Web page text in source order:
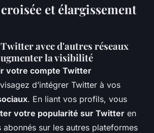
et élargissement
avec d'autres réseaux
la visibilité
votre compte Twitter
d’intégrer Twitter à vos
. En liant vos profils, vous
votre popularité sur Twitter en
abonnés sur les autres plateformes